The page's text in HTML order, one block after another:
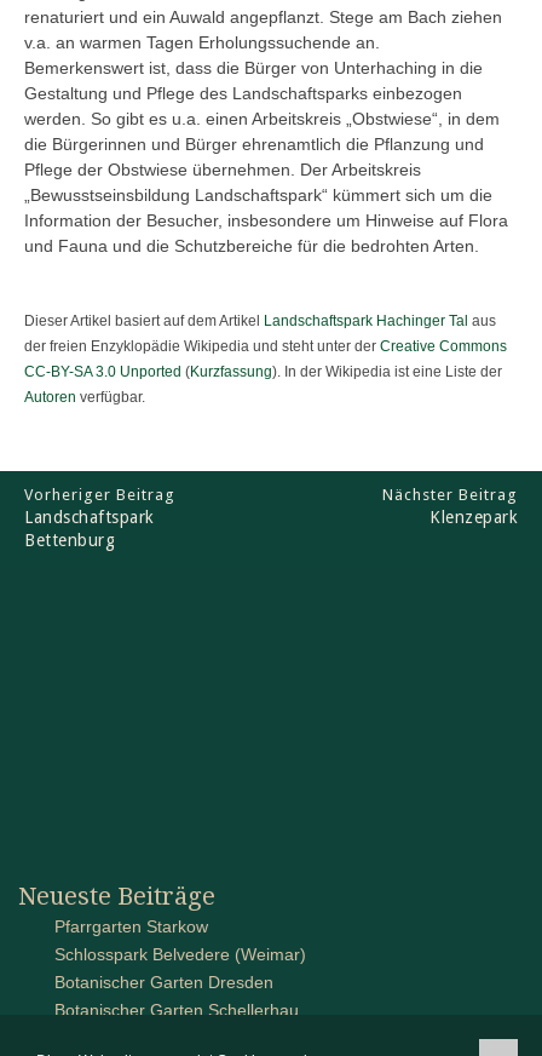
renaturiert und ein Auwald angepflanzt. Stege am Bach ziehen
v.a. an warmen Tagen Erholungssuchende an.
Bemerkenswert ist, dass die Bürger von Unterhaching in die
Gestaltung und Pflege des Landschaftsparks einbezogen
werden. So gibt es u.a. einen Arbeitskreis „Obstwiese“, in dem
die Bürgerinnen und Bürger ehrenamtlich die Pflanzung und
Pflege der Obstwiese übernehmen. Der Arbeitskreis
„Bewusstseinsbildung Landschaftspark“ kümmert sich um die
Information der Besucher, insbesondere um Hinweise auf Flora
und Fauna und die Schutzbereiche für die bedrohten Arten.
Dieser Artikel basiert auf dem Artikel Landschaftspark Hachinger Tal aus
der freien Enzyklopädie Wikipedia und steht unter der Creative Commons
CC-BY-SA 3.0 Unported (Kurzfassung). In der Wikipedia ist eine Liste der
Autoren verfügbar.
Vorheriger Beitrag
Landschaftspark
Bettenburg
Nächster Beitrag
Klenzepark
Neueste Beiträge
Pfarrgarten Starkow
Schlosspark Belvedere (Weimar)
Botanischer Garten Dresden
Botanischer Garten Schellerhau